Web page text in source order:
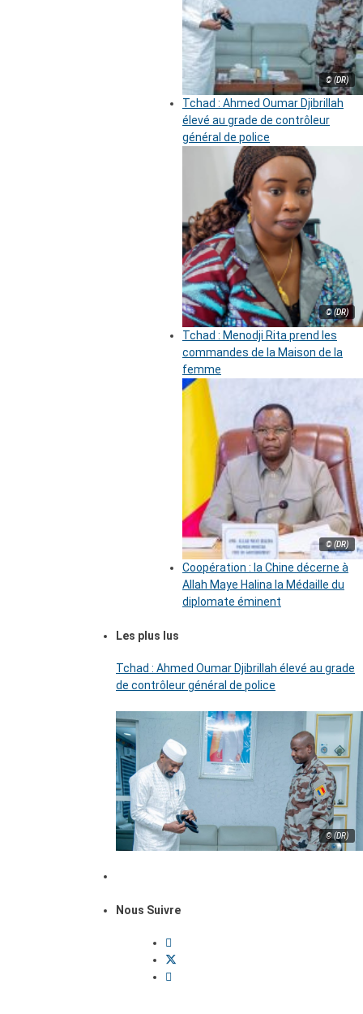
© (DR)
Tchad : Ahmed Oumar Djibrillah
élevé au grade de contrôleur
général de police
© (DR)
Tchad : Menodji Rita prend les
commandes de la Maison de la
femme
© (DR)
Coopération : la Chine décerne à
Allah Maye Halina la Médaille du
diplomate éminent
Les plus lus
Tchad : Ahmed Oumar Djibrillah élevé au grade
de contrôleur général de police
© (DR)
Nous Suivre